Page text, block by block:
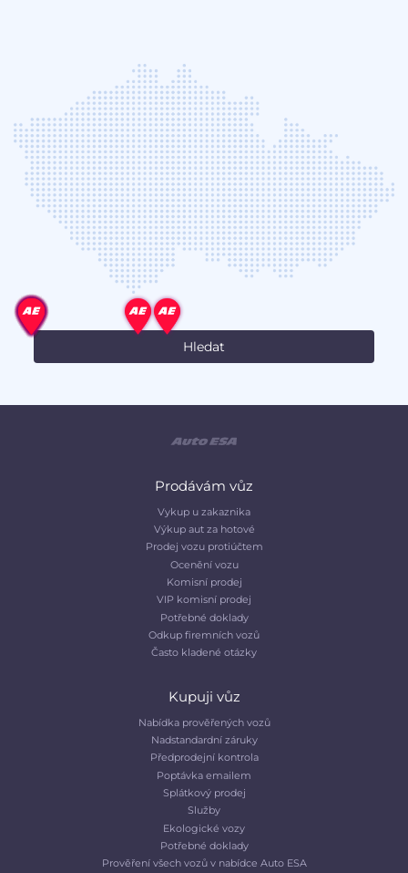
Prodávám vůz
Vykup u zakaznika
Výkup aut za hotové
Prodej vozu protiúčtem
Ocenění vozu
Komisní prodej
VIP komisní prodej
Potřebné doklady
Odkup firemních vozů
Často kladené otázky
Kupuji vůz
Nabídka prověřených vozů
Nadstandardní záruky
Předprodejní kontrola
Poptávka emailem
Splátkový prodej
Služby
Ekologické vozy
Potřebné doklady
Prověření všech vozů v nabídce Auto ESA